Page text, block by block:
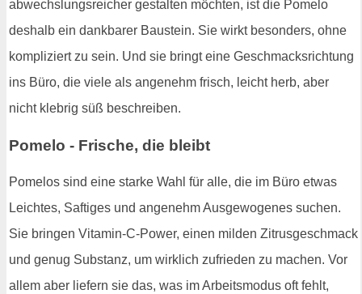
abwechslungsreicher gestalten möchten, ist die Pomelo
deshalb ein dankbarer Baustein. Sie wirkt besonders, ohne
kompliziert zu sein. Und sie bringt eine Geschmacksrichtung
ins Büro, die viele als angenehm frisch, leicht herb, aber
nicht klebrig süß beschreiben.
Pomelo - Frische, die bleibt
Pomelos sind eine starke Wahl für alle, die im Büro etwas
Leichtes, Saftiges und angenehm Ausgewogenes suchen.
Sie bringen Vitamin-C-Power, einen milden Zitrusgeschmack
und genug Substanz, um wirklich zufrieden zu machen. Vor
allem aber liefern sie das, was im Arbeitsmodus oft fehlt,